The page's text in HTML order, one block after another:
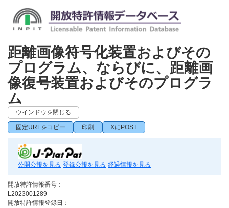
距離画像符号化装置およびその
プログラム、ならびに、距離画
像復号装置およびそのプログラ
ム
ウインドウを閉じる
固定URLをコピー 印刷 XにPOST
公開公報を見る 登録公報を見る 経過情報を見る
開放特許情報番号：
L2023001289
開放特許情報登録日：